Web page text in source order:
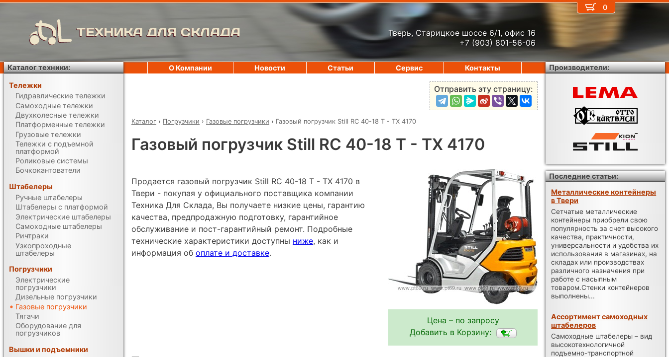
ТЕХНИКА ДЛЯ СКЛАДА
Тверь, Старицкое шоссе 6/1, офис 16
+7 (903) 801-56-06
Отправить эту страницу:
Каталог › Погрузчики › Газовые погрузчики › Газовый погрузчик Still RC 40-18 T - TX 4170
Газовый погрузчик Still RC 40-18 T - TX 4170
Цена – по запросу
Добавить в Корзину:
Продается газовый погрузчик Still RC 40-18 T - TX 4170 в
Твери - покупая у официального поставщика компании
Техника Для Склада, Вы получаете низкие цены, гарантию
качества, предпродажную подготовку, гарантийное
обслуживание и пост-гарантийный ремонт. Подробные
технические характеристики доступны ниже, как и
информация об оплате и доставке.
0
О Компании Новости Статьи Сервис Контакты
Каталог техники:
Тележки
Гидравлические тележки
Самоходные тележки
Двухколесные тележки
Платформенные тележки
Грузовые тележки
Тележки с подъемной
платформой
Роликовые системы
Бочкокантователи
Штабелеры
Ручные штабелеры
Штабелеры с платформой
Электрические штабелеры
Самоходные штабелеры
Ричтраки
Узкопроходные
штабелеры
Погрузчики
Электрические
погрузчики
Дизельные погрузчики
Газовые погрузчики
Тягачи
Оборудование для
погрузчиков
Вышки и подъемники
Производители:
Последние статьи:
Металлические контейнеры
в Твери
Сетчатые металлические
контейнеры приобрели свою
популярность за счет высокого
качества, практичности,
универсальности и удобства их
использования в магазинах, на
складах или производствах
различного назначения при
работе с насыпным
товаром.Стенки контейнеров
выполнены...
Ассортимент самоходных
штабелеров
Самоходные штабелеры – вид
высокотехнологичной
подъемно-транспортной